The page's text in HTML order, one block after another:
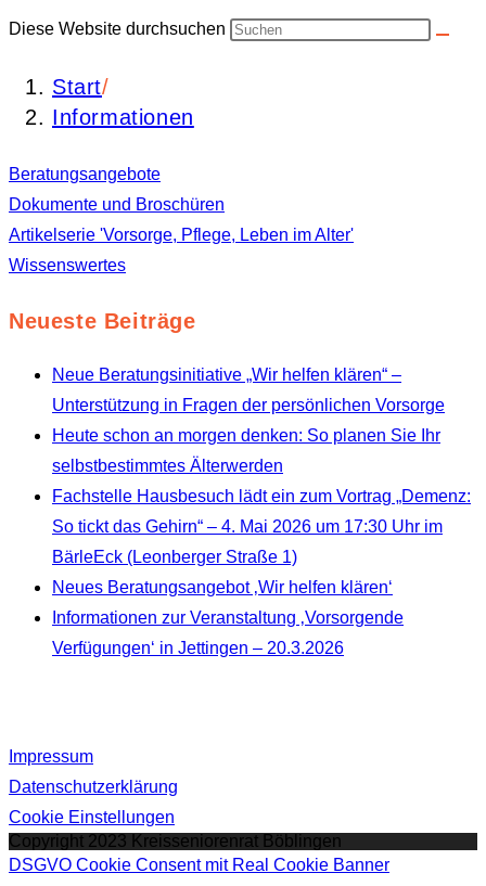
Diese Website durchsuchen
Start/
Informationen
Beratungsangebote
Dokumente und Broschüren
Artikelserie 'Vorsorge, Pflege, Leben im Alter'
Wissenswertes
Neueste Beiträge
Neue Beratungsinitiative „Wir helfen klären“ –
Unterstützung in Fragen der persönlichen Vorsorge
Heute schon an morgen denken: So planen Sie Ihr
selbstbestimmtes Älterwerden
Fachstelle Hausbesuch lädt ein zum Vortrag „Demenz:
So tickt das Gehirn“ – 4. Mai 2026 um 17:30 Uhr im
BärleEck (Leonberger Straße 1)
Neues Beratungsangebot ‚Wir helfen klären‘
Informationen zur Veranstaltung ‚Vorsorgende
Verfügungen‘ in Jettingen – 20.3.2026
Impressum
Datenschutzerklärung
Cookie Einstellungen
Copyright 2023 Kreisseniorenrat Böblingen
DSGVO Cookie Consent mit Real Cookie Banner